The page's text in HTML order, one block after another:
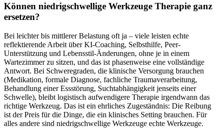
Können niedrigschwellige Werkzeuge Therapie ganz
ersetzen?
Bei leichter bis mittlerer Belastung oft ja – viele leisten echte
reflektierende Arbeit über KI-Coaching, Selbsthilfe, Peer-
Unterstützung und Lebensstil-Änderungen, ohne je in einem
Wartezimmer zu sitzen, und das ist phasenweise eine vollständige
Antwort. Bei Schweregraden, die klinische Versorgung brauchen
(Medikation, formale Diagnose, fachliche Traumaverarbeitung,
Behandlung einer Essstörung, Suchtabhängigkeit jenseits einer
Schwelle), bleibt logistisch aufwendigere Therapie irgendwann das
richtige Werkzeug. Das ist ein ehrliches Zugeständnis: Die Reibung
ist der Preis für die Dinge, die ein klinisches Setting brauchen. Für
alles andere sind niedrigschwellige Werkzeuge echte Werkzeuge.